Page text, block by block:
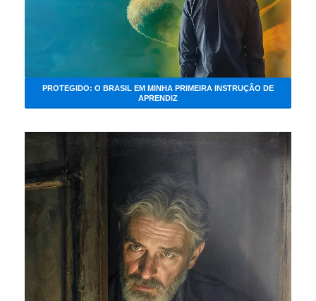
PROTEGIDO: O BRASIL EM MINHA PRIMEIRA INSTRUÇÃO DE
APRENDIZ